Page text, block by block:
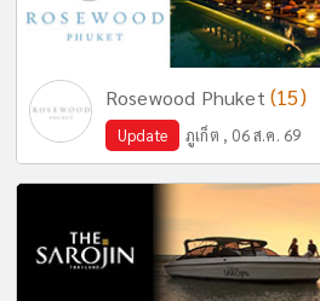
Rosewood Phuket (15)
Update ภูเก็ต , 06 ส.ค. 69